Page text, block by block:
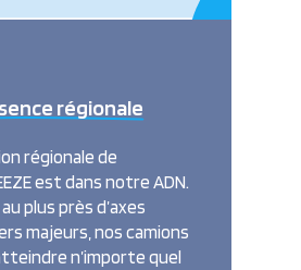
régionale
régionale de
est dans notre ADN.
plus près d’axes
majeurs, nos camions
n’importe quel